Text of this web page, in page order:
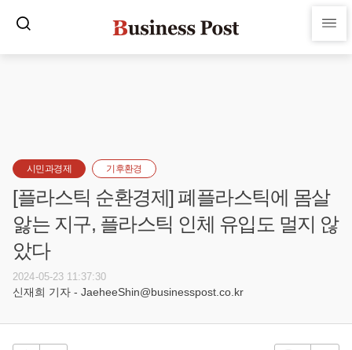
시민과경제 기후환경
[플라스틱 순환경제] 폐플라스틱에 몸살
앓는 지구, 플라스틱 인체 유입도 멀지 않
았다
2024-05-23 11:37:30
신재희 기자 - JaeheeShin@businesspost.co.kr